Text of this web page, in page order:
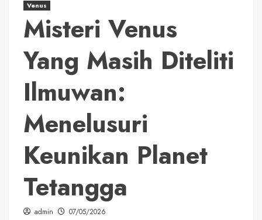
Venus
Misteri Venus
Yang Masih Diteliti
Ilmuwan:
Menelusuri
Keunikan Planet
Tetangga
admin 07/05/2026